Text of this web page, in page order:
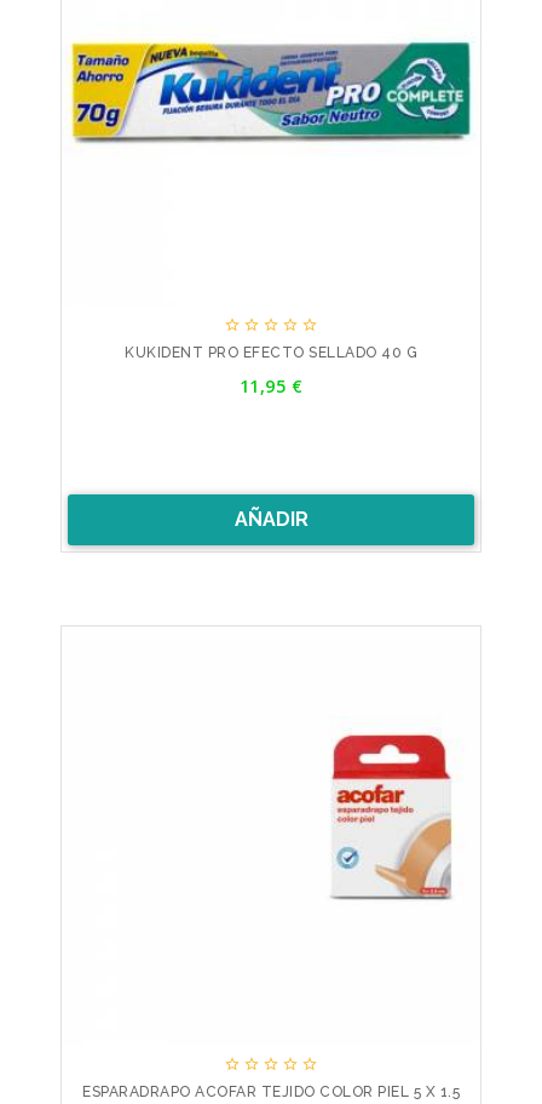
    
KUKIDENT PRO EFECTO SELLADO 40 G
11,95 €
AÑADIR
    
ESPARADRAPO ACOFAR TEJIDO COLOR PIEL 5 X 1.5